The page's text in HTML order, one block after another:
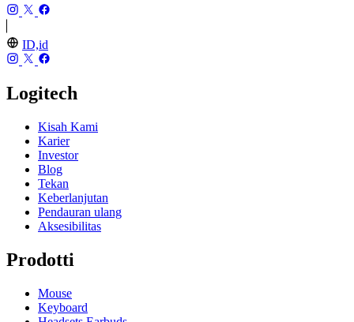
ID,id
Logitech
Kisah Kami
Karier
Investor
Blog
Tekan
Keberlanjutan
Pendauran ulang
Aksesibilitas
Prodotti
Mouse
Keyboard